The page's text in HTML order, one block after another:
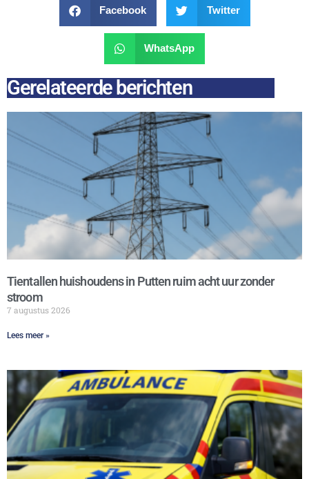
Facebook Twitter
WhatsApp
Gerelateerde berichten
Tientallen huishoudens in Putten ruim acht uur zonder
stroom
7 augustus 2026
Lees meer »